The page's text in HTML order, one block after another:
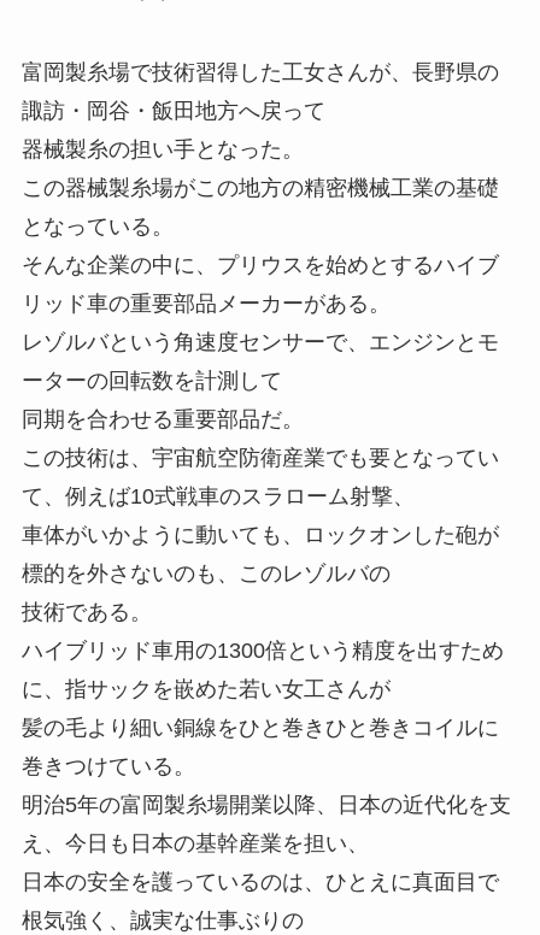
富岡製糸場で技術習得した工女さんが、長野県の
諏訪・岡谷・飯田地方へ戻って
器械製糸の担い手となった。
この器械製糸場がこの地方の精密機械工業の基礎
となっている。
そんな企業の中に、プリウスを始めとするハイブ
リッド車の重要部品メーカーがある。
レゾルバという角速度センサーで、エンジンとモ
ーターの回転数を計測して
同期を合わせる重要部品だ。
この技術は、宇宙航空防衛産業でも要となってい
て、例えば10式戦車のスラローム射撃、
車体がいかように動いても、ロックオンした砲が
標的を外さないのも、このレゾルバの
技術である。
ハイブリッド車用の1300倍という精度を出すため
に、指サックを嵌めた若い女工さんが
髪の毛より細い銅線をひと巻きひと巻きコイルに
巻きつけている。
明治5年の富岡製糸場開業以降、日本の近代化を支
え、今日も日本の基幹産業を担い、
日本の安全を護っているのは、ひとえに真面目で
根気強く、誠実な仕事ぶりの